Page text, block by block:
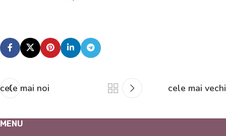
cele mai noi cele mai vechi
MENU